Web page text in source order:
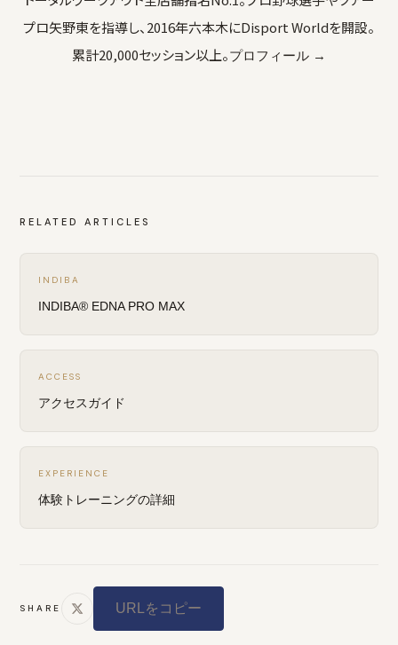
プロ矢野東を指導し、2016年六本木にDisport Worldを開設。
累計20,000セッション以上。プロフィール →
RELATED ARTICLES
INDIBA
INDIBA® EDNA PRO MAX
ACCESS
アクセスガイド
EXPERIENCE
体験トレーニングの詳細
SHARE URLをコピー